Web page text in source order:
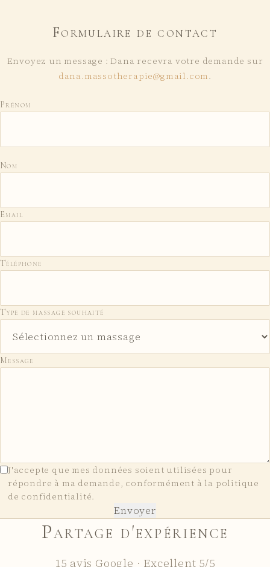
Formulaire de contact
Envoyez un message : Dana recevra votre demande sur
dana.massotherapie@gmail.com.
Ne pas remplir :
Prénom
Nom
Email
Téléphone
Type de massage souhaité
Message
J'accepte que mes données soient utilisées pour
répondre à ma demande, conformément à la politique
de confidentialité.
Envoyer
Partage d'expérience
15 avis Google · Excellent 5/5